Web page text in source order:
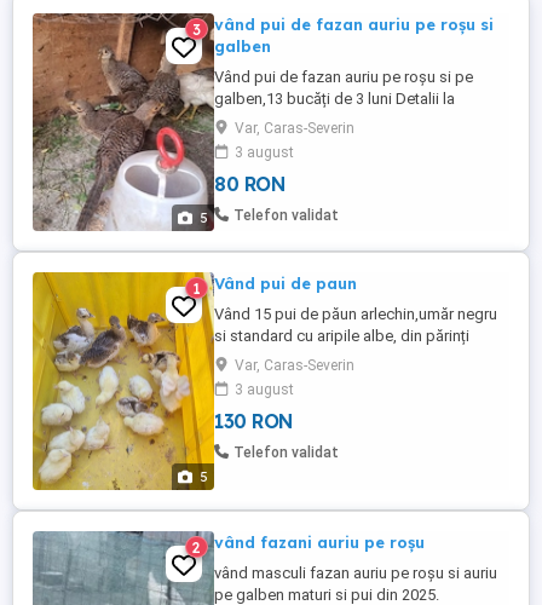
5
3
vând pui de fazan auriu pe roșu si
galben
Vând pui de fazan auriu pe roșu si pe
galben,13 bucăți de 3 luni Detalii la
telefon.
Var, Caras-Severin
3 august
80 RON
Telefon validat
5
1 Vând pui de paun
Vând 15 pui de păun arlechin,umăr negru
si standard cu aripile albe, din părinți
Arlechin,albi si umăr negru.
Var, Caras-Severin
3 august
130 RON
Telefon validat
2 vând fazani auriu pe roșu
vând masculi fazan auriu pe roșu si auriu
pe galben maturi si pui din 2025.